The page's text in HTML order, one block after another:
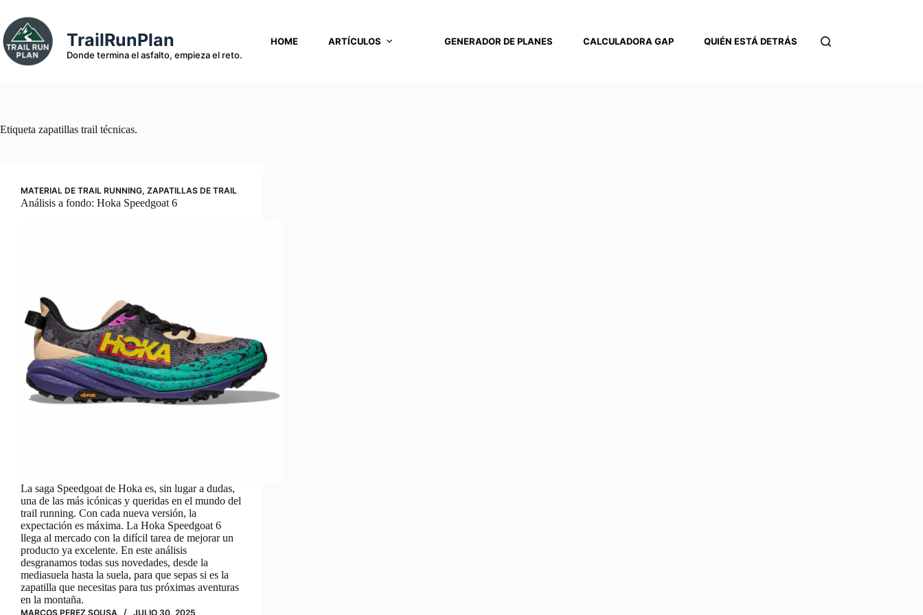
contenido
TrailRunPlan
Donde termina el asfalto, empieza el reto.
HOME ARTÍCULOS GENERADOR DE PLANES CALCULADORA GAP QUIÉN ESTÁ DETRÁS CONTACTO
Etiqueta zapatillas trail técnicas.
MATERIAL DE TRAIL RUNNING, ZAPATILLAS DE TRAIL
Análisis a fondo: Hoka Speedgoat 6
La saga Speedgoat de Hoka es, sin lugar a dudas,
una de las más icónicas y queridas en el mundo del
trail running. Con cada nueva versión, la
expectación es máxima. La Hoka Speedgoat 6
llega al mercado con la difícil tarea de mejorar un
producto ya excelente. En este análisis
desgranamos todas sus novedades, desde la
mediasuela hasta la suela, para que sepas si es la
zapatilla que necesitas para tus próximas aventuras
en la montaña.
MARCOS PEREZ SOUSA JULIO 30, 2025